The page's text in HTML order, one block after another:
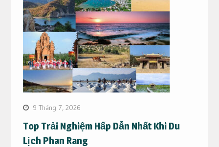
9 Tháng 7, 2026
Top Trải Nghiệm Hấp Dẫn Nhất Khi Du
Lịch Phan Rang